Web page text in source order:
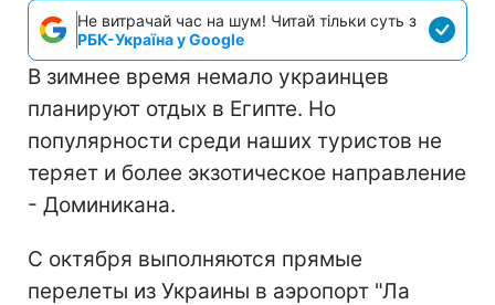
Не витрачай час на шум! Читай тільки суть з
РБК-Україна у Google
В зимнее время немало украинцев
планируют отдых в Египте. Но
популярности среди наших туристов не
теряет и более экзотическое направление
- Доминикана.
С октября выполняются прямые
перелеты из Украины в аэропорт "Ла